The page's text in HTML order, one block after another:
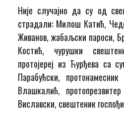
Није случајно да су од
страдали: Милош Катић,
Живанов, жабаљски пароси,
Костић, чурушки
протојереј из Ђурђева са
Парабућски,
Влашкалић,
Виславски, свештеник